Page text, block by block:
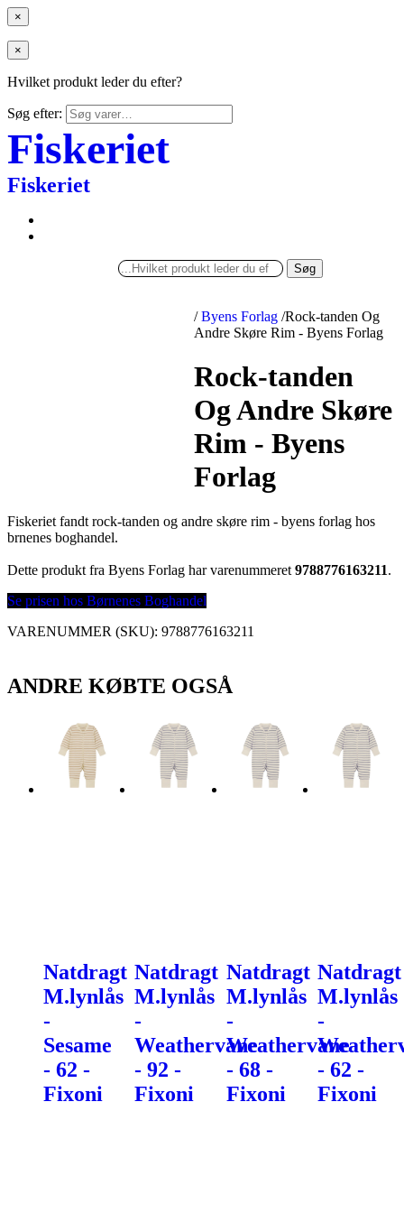
×
×
Hvilket produkt leder du efter?
Søg efter:
Fiskeriet
Fiskeriet
Søg
/ Byens Forlag /Rock-tanden Og
Andre Skøre Rim - Byens Forlag
Rock-tanden
Og Andre Skøre
Rim - Byens
Forlag
Fiskeriet fandt rock-tanden og andre skøre rim - byens forlag hos
brnenes boghandel.
Dette produkt fra Byens Forlag har varenummeret 9788776163211.
Se prisen hos Børnenes Boghandel
VARENUMMER (SKU): 9788776163211
ANDRE KØBTE OGSÅ
Natdragt
M.lynlås
-
Sesame
- 62 -
Fixoni
Natdragt
M.lynlås
-
Weathervane
- 92 -
Fixoni
Natdragt
M.lynlås
-
Weathervane
- 68 -
Fixoni
Natdragt
M.lynlås
-
- 62 -
Fixoni